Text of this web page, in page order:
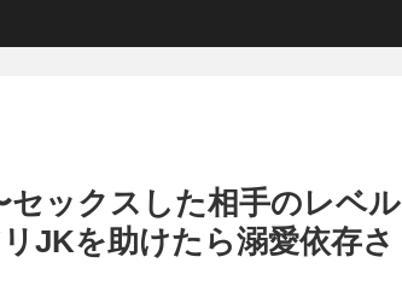
ックスした相手のレベル
JKを助けたら溺愛依存さ